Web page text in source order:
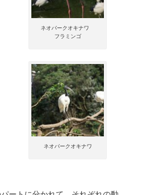
ネオパークオキナワ
フラミンゴ
ネオパークオキナワ